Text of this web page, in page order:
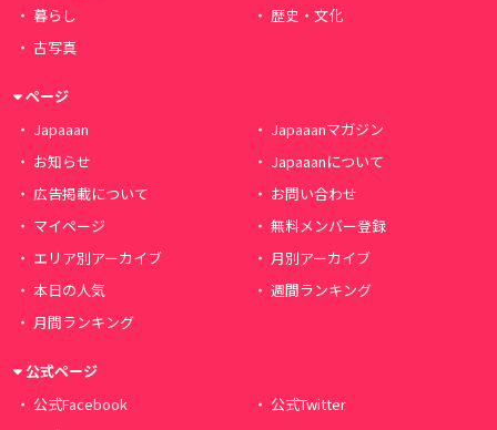
暮らし
歴史・文化
古写真
ページ
Japaaan
Japaaanマガジン
お知らせ
Japaaanについて
広告掲載について
お問い合わせ
マイページ
無料メンバー登録
エリア別アーカイブ
月別アーカイブ
本日の人気
週間ランキング
月間ランキング
公式ページ
公式Facebook
公式Twitter